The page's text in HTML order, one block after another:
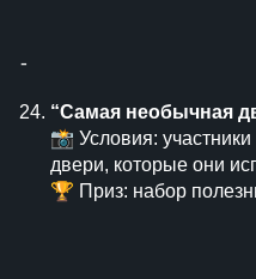
⁃
“Самая необычная
📸 Условия:
двери, которые они
🏆 Приз: набор